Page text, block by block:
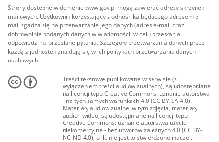
Strony dostępne w domenie www.gov.pl mogą zawierać adresy skrzynek
mailowych. Użytkownik korzystający z odnośnika będącego adresem e-
mail zgadza się na przetwarzanie jego danych (adres e-mail oraz
dobrowolnie podanych danych w wiadomości) w celu przesłania
odpowiedzi na przesłane pytania. Szczegóły przetwarzania danych przez
każdą z jednostek znajdują się w ich politykach przetwarzania danych
osobowych.
Treści tekstowe publikowane w serwisie (z
wyłączeniem treści audiowizualnych), są udostępniane
na licencji typu Creative Commons: uznanie autorstwa
- na tych samych warunkach 4.0 (CC BY-SA 4.0).
Materiały audiowizualne, w tym zdjęcia, materiały
audio i wideo, są udostępniane na licencji typu
Creative Commons: uznanie autorstwa użycie
niekomercyjne - bez utworów zależnych 4.0 (CC BY-
NC-ND 4.0), o ile nie jest to stwierdzone inaczej.